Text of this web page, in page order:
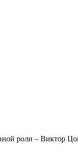
роли – Виктор